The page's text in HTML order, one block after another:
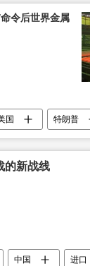
令后世界金属
国
特朗普
的新战线
中国
进口